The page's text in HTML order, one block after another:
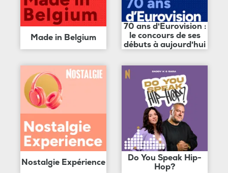
Made in Belgium
70 ans d'Eurovision :
le concours de ses
débuts à aujourd'hui
Nostalgie Expérience
Do You Speak Hip-
Hop?